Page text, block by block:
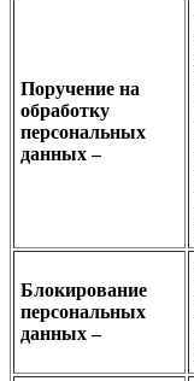
Поручение на
обработку
персональных
данных –
Блокирование
персональных
данных –